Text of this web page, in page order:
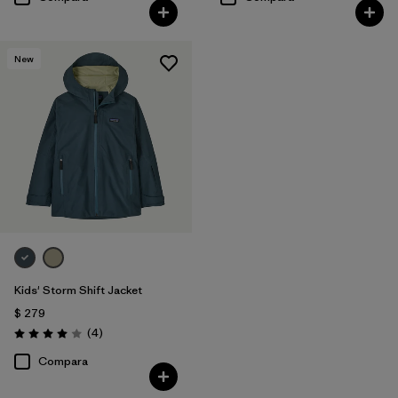
New
Kids' Storm Shift Jacket
$ 279
Valoración: 4.0 / 5
(4Comentarios
)
Compara